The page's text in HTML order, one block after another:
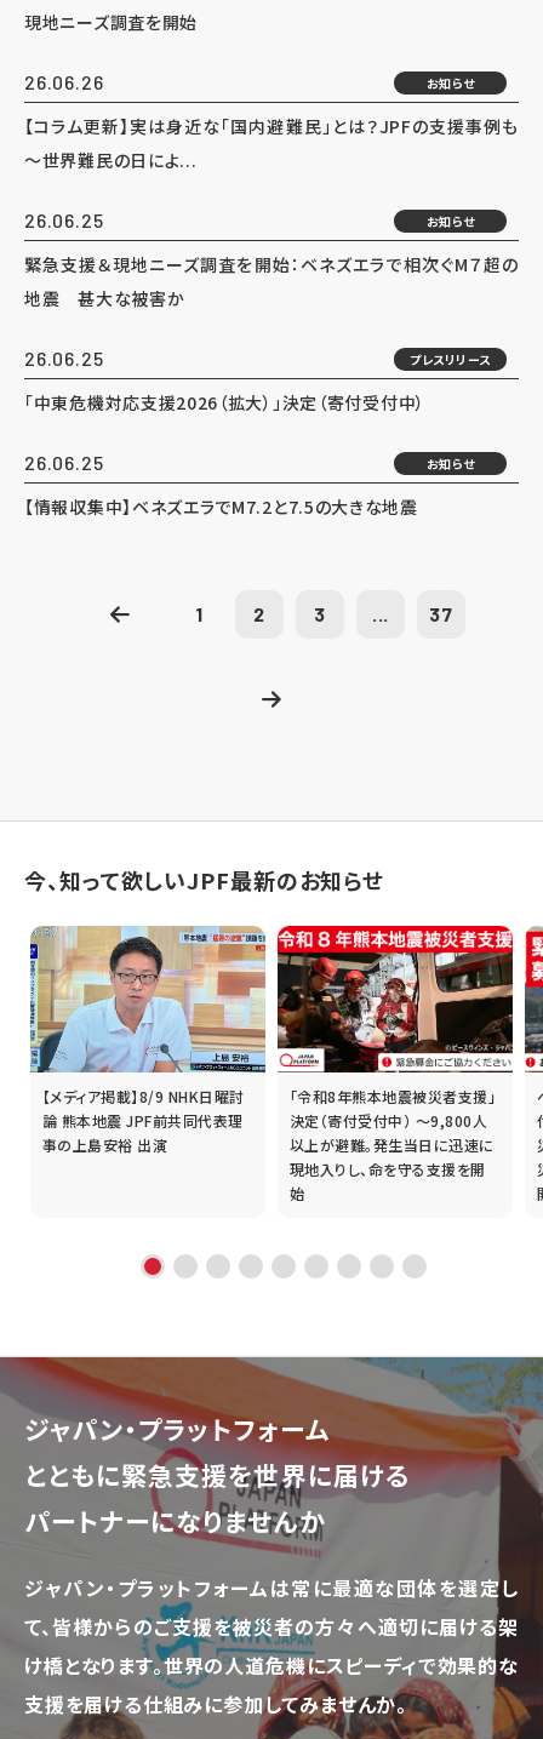
現地ニーズ調査を開始
26.06.26 お知らせ
【コラム更新】実は身近な「国内避難民」とは？JPFの支援事例も
～世界難民の日によ...
26.06.25 お知らせ
緊急支援＆現地ニーズ調査を開始：ベネズエラで相次ぐM７超の
地震 甚大な被害か
26.06.25 プレスリリース
「中東危機対応支援2026（拡大）」決定（寄付受付中）
26.06.25 お知らせ
【情報収集中】ベネズエラでM7.2と7.5の大きな地震
1 2 3 ... 37
今、知って欲しいJPF最新のお知らせ
【メディア掲載】8/9 NHK日曜討
論 熊本地震 JPF前共同代表理
事の上島安裕 出演
「令和8年熊本地震被災者支援」
決定（寄付受付中） ～9,800人
以上が避難。発生当日に迅速に
現地入りし、命を守る支援を開
始
ジャパン・プラットフォーム
とともに緊急支援を世界に届ける
パートナーになりませんか
ジャパン・プラットフォームは常に最適な団体を選定し
て、皆様からのご支援を被災者の方々へ適切に届ける架
け橋となります。世界の人道危機にスピーディで効果的な
支援を届ける仕組みに参加してみませんか。